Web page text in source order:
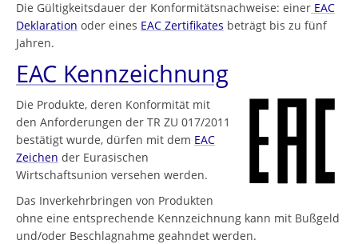
Die Gültigkeitsdauer der Konformitätsnachweise: einer EAC
Deklaration oder eines EAC Zertifikates beträgt bis zu fünf
Jahren.
EAC Kennzeichnung
Die Produkte, deren Konformität mit
den Anforderungen der TR ZU 017/2011
bestätigt wurde, dürfen mit dem EAC
Zeichen der Eurasischen
Wirtschaftsunion versehen werden.
Das Inverkehrbringen von Produkten
ohne eine entsprechende Kennzeichnung kann mit Bußgeld
und/oder Beschlagnahme geahndet werden.